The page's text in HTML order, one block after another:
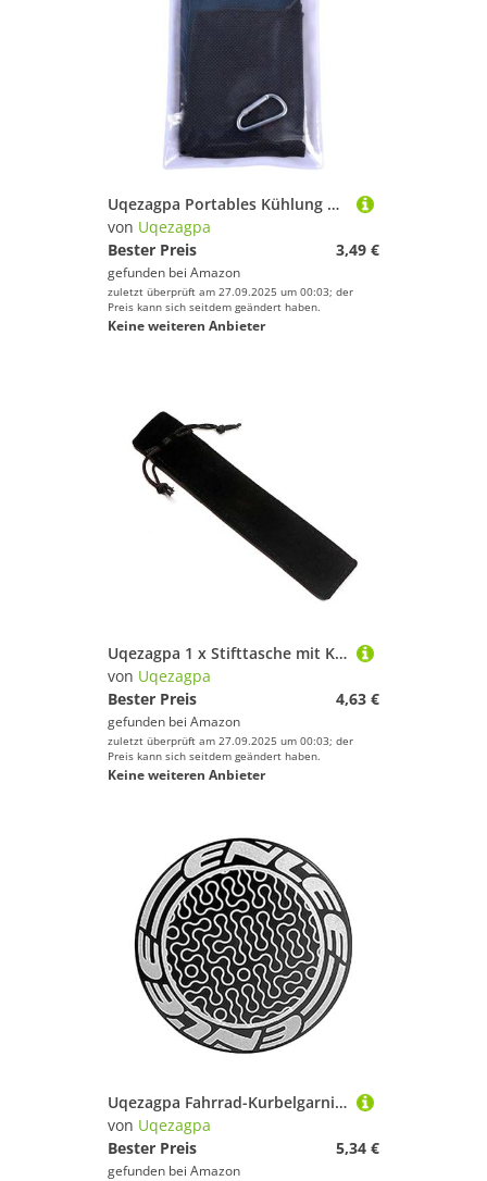
Uqezagpa Portables Kühlung Sporttuch Sonne Schützt Schnelle Trocknen Für Trainingsreisen Reisen Kühlung Reisen
von Uqezagpa
Bester Preis
3,49 €
gefunden bei Amazon
zuletzt überprüft am 27.09.2025 um 00:03; der
Preis kann sich seitdem geändert haben.
Keine weiteren Anbieter
Uqezagpa 1 x Stifttasche mit Kordelzug, Samt, einfarbig, für Kugelschreiber, Schüler, Geschenke, Bleistiftbeutel, Schreibwaren-Organizer, Schwarz
von Uqezagpa
Bester Preis
4,63 €
gefunden bei Amazon
zuletzt überprüft am 27.09.2025 um 00:03; der
Preis kann sich seitdem geändert haben.
Keine weiteren Anbieter
Uqezagpa Fahrrad-Kurbelgarnitur-Kappe, hält Ihr Fahrrad sauber und verlängert die Fahrradabdeckung
von Uqezagpa
Bester Preis
5,34 €
gefunden bei Amazon